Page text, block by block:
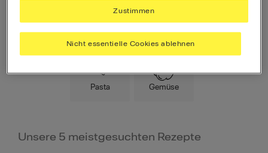
Hauptspeise Fleisch Low Carb
Pasta Gemüse
Unsere 5 meistgesuchten Rezepte
Nicht essentielle Cookies ablehnen
Zustimmen